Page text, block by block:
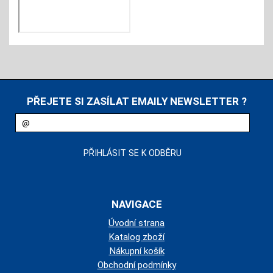
PŘEJETE SI ZASÍLAT EMAILY NEWSLETTER ?
NAVIGACE
Úvodní strana
Katalog zboží
Nákupní košík
Obchodní podmínky